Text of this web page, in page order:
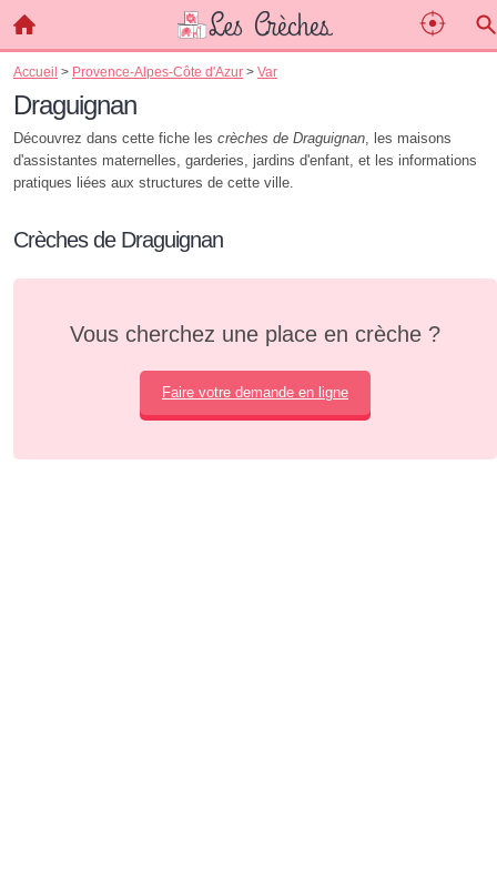
Accueil > Provence-Alpes-Côte d'Azur > Var
Draguignan
Découvrez dans cette fiche les crèches de Draguignan, les maisons
d'assistantes maternelles, garderies, jardins d'enfant, et les informations
pratiques liées aux structures de cette ville.
Crèches de Draguignan
Vous cherchez une place en crèche ?
Faire votre demande en ligne